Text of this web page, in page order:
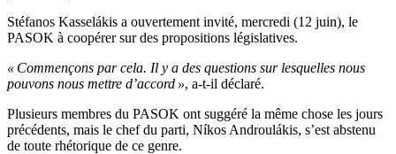
Stéfanos Kasselákis a ouvertement invité, mercredi (12 juin), le
PASOK à coopérer sur des propositions législatives.
« Commençons par cela. Il y a des questions sur lesquelles nous
pouvons nous mettre d’accord », a-t-il déclaré.
Plusieurs membres du PASOK ont suggéré la même chose les jours
précédents, mais le chef du parti, Níkos Androulákis, s’est abstenu
de toute rhétorique de ce genre.